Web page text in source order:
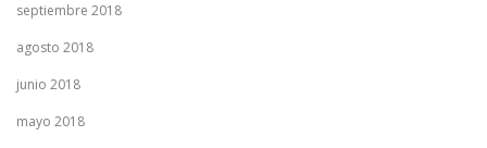
septiembre 2018
agosto 2018
junio 2018
mayo 2018